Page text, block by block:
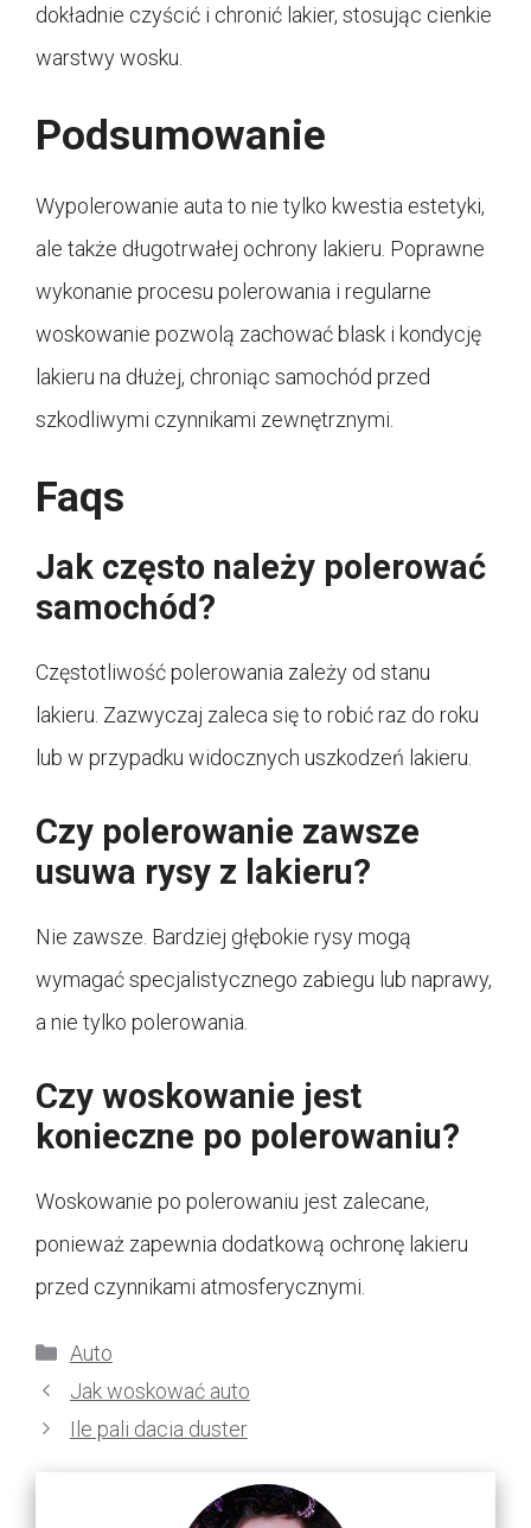
dokładnie czyścić i chronić lakier, stosując cienkie
warstwy wosku.
Podsumowanie
Wypolerowanie auta to nie tylko kwestia estetyki,
ale także długotrwałej ochrony lakieru. Poprawne
wykonanie procesu polerowania i regularne
woskowanie pozwolą zachować blask i kondycję
lakieru na dłużej, chroniąc samochód przed
szkodliwymi czynnikami zewnętrznymi.
Faqs
Jak często należy polerować
samochód?
Częstotliwość polerowania zależy od stanu
lakieru. Zazwyczaj zaleca się to robić raz do roku
lub w przypadku widocznych uszkodzeń lakieru.
Czy polerowanie zawsze
usuwa rysy z lakieru?
Nie zawsze. Bardziej głębokie rysy mogą
wymagać specjalistycznego zabiegu lub naprawy,
a nie tylko polerowania.
Czy woskowanie jest
konieczne po polerowaniu?
Woskowanie po polerowaniu jest zalecane,
ponieważ zapewnia dodatkową ochronę lakieru
przed czynnikami atmosferycznymi.
Kategorie
Auto
Jak woskować auto
Ile pali dacia duster